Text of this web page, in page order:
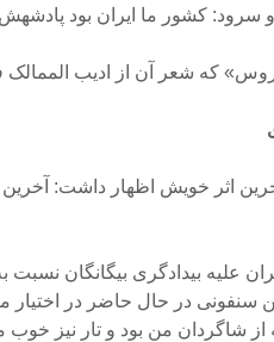
سرود: کشور ما ایران بود
که شعر آن از ادیب الممالک
اثر خویش اظهار داشت:
سنفونی در حال حاضر در
از شاگردان من بود و تار نیز